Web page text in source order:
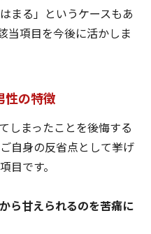
まる」というケースもあ
当項目を今後に活かしま
性の特徴
しまったことを後悔する
自身の反省点として挙げ
目です。
ら甘えられるのを苦痛に